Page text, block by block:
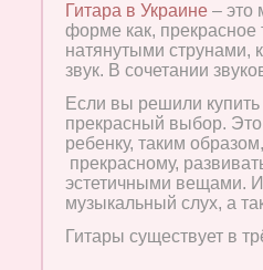
Гитара в Украине – это
форме как,
натянутыми струнами,
звук. В сочетании
Если вы решили купить
прекрасный выбор.
ребенку, таким
прекрасному,
эстетичными вещами.
музыкальный слух, а
Гитары существует в